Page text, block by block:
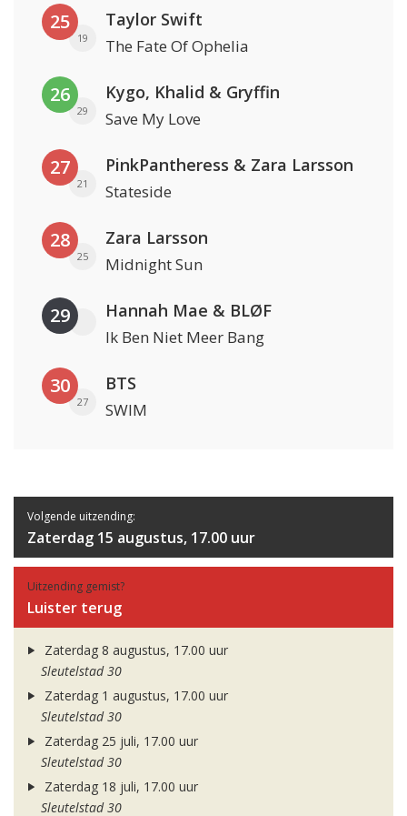
25
19
Taylor Swift
The Fate Of Ophelia
26
29
Kygo, Khalid & Gryffin
Save My Love
27
21
PinkPantheress & Zara Larsson
Stateside
28
25
Zara Larsson
Midnight Sun
29 Hannah Mae & BLØF
Ik Ben Niet Meer Bang
30
27
BTS
SWIM
Volgende uitzending:
Zaterdag 15 augustus, 17.00 uur
Uitzending gemist?
Luister terug
Zaterdag 8 augustus, 17.00 uur
Sleutelstad 30
Zaterdag 1 augustus, 17.00 uur
Sleutelstad 30
Zaterdag 25 juli, 17.00 uur
Sleutelstad 30
Zaterdag 18 juli, 17.00 uur
Sleutelstad 30